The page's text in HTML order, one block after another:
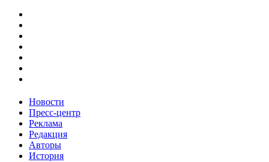
Новости
Пресс-центр
Реклама
Редакция
Авторы
История